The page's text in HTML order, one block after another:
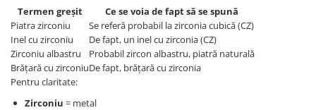
Termen greșit
Ce se voia de fapt să se spună
Piatra zirconiu
Se referă probabil la zirconia cubică (CZ)
Inel cu zirconiu
De fapt, un inel cu zirconia (CZ)
Zirconiu albastru
Probabil zircon albastru, piatră naturală
Brățară cu zirconiuDe fapt, brățară cu zirconia
Pentru claritate:
Zirconiu = metal